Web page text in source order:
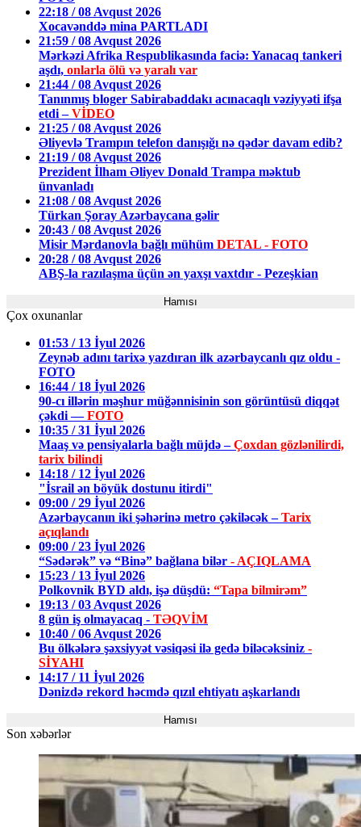
22:18 / 08 Avqust 2026
Xocavənddə mina PARTLADI
21:59 / 08 Avqust 2026
Mərkəzi Afrika Respublikasında faciə: Yanacaq tankeri
aşdı, onlarla ölü və yaralı var
21:44 / 08 Avqust 2026
Tanınmış bloger Sabirabaddakı acınacaqlı vəziyyəti ifşa
etdi –VİDEO
21:25 / 08 Avqust 2026
Əliyevlə Trampın telefon danışığı nə qədər davam edib?
21:19 / 08 Avqust 2026
Prezident İlham Əliyev Donald Trampa məktub
ünvanladı
21:08 / 08 Avqust 2026
Türkan Şoray Azərbaycana gəlir
20:43 / 08 Avqust 2026
Misir Mərdanovla bağlı mühüm DETAL - FOTO
20:28 / 08 Avqust 2026
ABŞ-la razılaşma üçün ən yaxşı vaxtdır - Pezeşkian
Hamısı
Çox oxunanlar
01:53 / 13 İyul 2026
Zeynəb adını tarixə yazdıran ilk azərbaycanlı qız oldu -
FOTO
16:44 / 18 İyul 2026
90-cı illərin məşhur müğənnisinin son görüntüsü diqqət
çəkdi —FOTO
10:35 / 31 İyul 2026
Maaş və pensiyalarla bağlı müjdə –Çoxdan gözlənilirdi,
tarix bilindi
14:18 / 12 İyul 2026
"İsrail ən böyük dostunu itirdi"
09:00 / 29 İyul 2026
Azərbaycanın iki şəhərinə metro çəkiləcək –Tarix
açıqlandı
09:00 / 23 İyul 2026
“Sədərək” və “Binə” bağlana bilər - AÇIQLAMA
15:23 / 13 İyul 2026
Polkovnik BYD aldı, işə düşdü: “Tapa bilmirəm”
19:13 / 03 Avqust 2026
8 gün iş olmayacaq - TƏQVİM
10:40 / 06 Avqust 2026
Bu ölkələrə şəxsiyyət vəsiqəsi ilə gedə biləcəksiniz -
SİYAHI
14:17 / 11 İyul 2026
Dənizdə rekord həcmdə qızıl ehtiyatı aşkarlandı
Hamısı
Son xəbərlər